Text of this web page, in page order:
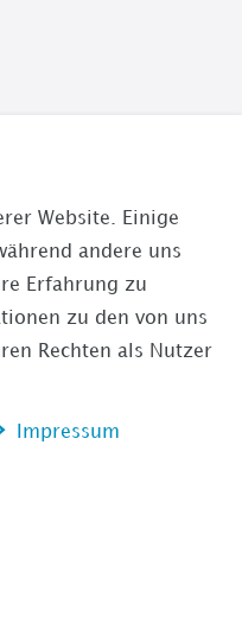
Website. Einige
andere uns
Erfahrung zu
zu den von uns
Rechten als Nutzer
Impressum